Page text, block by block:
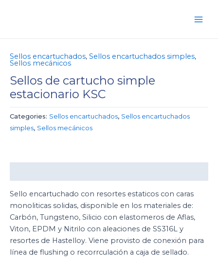
Sellos encartuchados, Sellos encartuchados simples,
Sellos mecánicos
Sellos de cartucho simple
estacionario KSC
Categories: Sellos encartuchados, Sellos encartuchados
simples, Sellos mecánicos
Sello encartuchado con resortes estaticos con caras
monoliticas solidas, disponible en los materiales de:
Carbón, Tungsteno, Silicio con elastomeros de Aflas,
Viton, EPDM y Nitrilo con aleaciones de SS316L y
resortes de Hastelloy. Viene provisto de conexión para
línea de flushing o recorrculación a caja de sellado.